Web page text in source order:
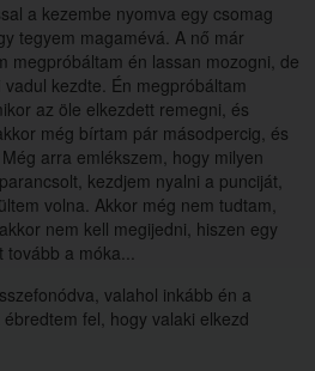
a kezembe nyomva egy csomag
tegyem magamévá. A nő már
megpróbáltam én lassan mozogni, de
kezdte. Én megpróbáltam
az öle elkezdett remegni, és
még bírtam pár másodpercig, és
arra emlékszem, hogy milyen
kezdjem nyalni a punciját,
volna. Akkor még nem tudtam,
nem kell megijedni, hiszen egy
tovább a móka...
valahol inkább én a
fel, hogy valaki elkezd